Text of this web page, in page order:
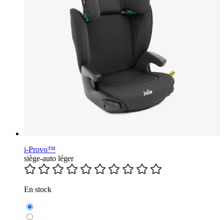
i-Provo™
siège-auto léger
En stock